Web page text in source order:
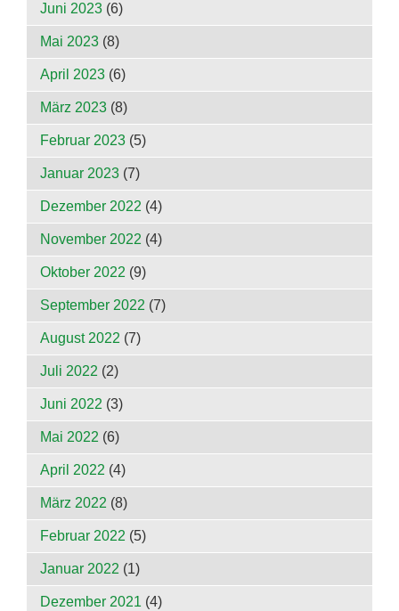
Juni 2023 (6)
Mai 2023 (8)
April 2023 (6)
März 2023 (8)
Februar 2023 (5)
Januar 2023 (7)
Dezember 2022 (4)
November 2022 (4)
Oktober 2022 (9)
September 2022 (7)
August 2022 (7)
Juli 2022 (2)
Juni 2022 (3)
Mai 2022 (6)
April 2022 (4)
März 2022 (8)
Februar 2022 (5)
Januar 2022 (1)
Dezember 2021 (4)